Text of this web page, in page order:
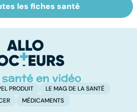
Bruxisme : quand
les dents
les fiches santé
PRODUIT
LE MAG DE LA SANTÉ
MÉDICAMENTS